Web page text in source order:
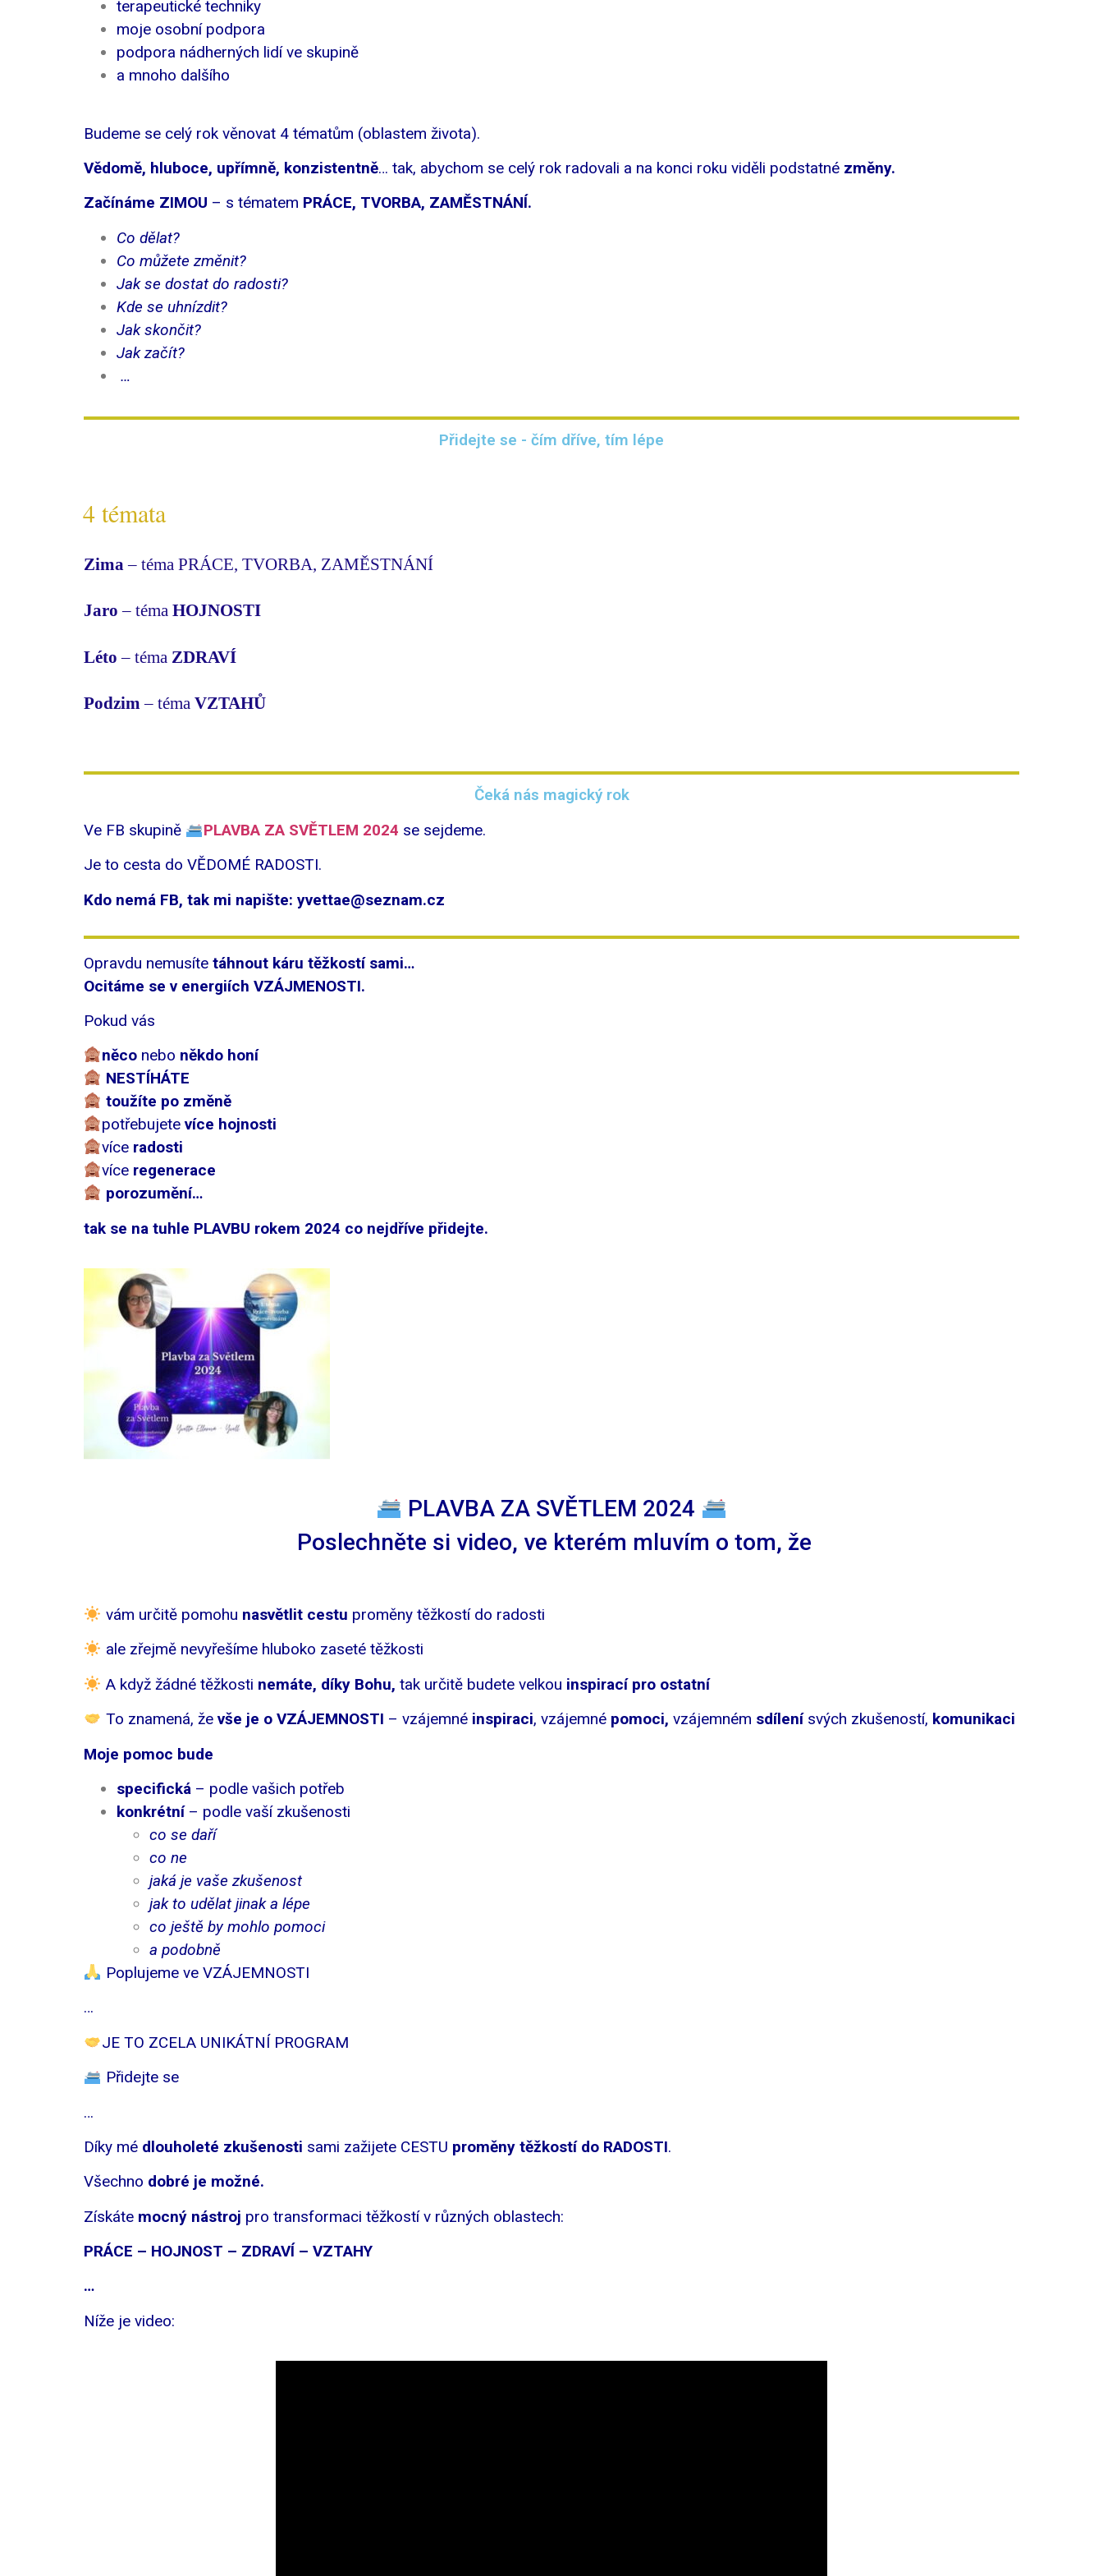
terapeutické techniky
moje osobní podpora
podpora nádherných lidí ve skupině
a mnoho dalšího
Budeme se celý rok věnovat 4 tématům (oblastem života).
Vědomě, hluboce, upřímně, konzistentně… tak, abychom se celý rok radovali a na konci roku viděli podstatné změny.
Začínáme ZIMOU – s tématem PRÁCE, TVORBA, ZAMĚSTNÁNÍ.
Co dělat?
Co můžete změnit?
Jak se dostat do radosti?
Kde se uhnízdit?
Jak skončit?
Jak začít?
…
Přidejte se - čím dříve, tím lépe
4 témata
Zima– téma PRÁCE, TVORBA, ZAMĚSTNÁNÍ
Jaro – téma HOJNOSTI
Léto – téma ZDRAVÍ
Podzim – téma VZTAHŮ
Čeká nás magický rok
Ve FB skupině
PLAVBA ZA SVĚTLEM 2024 se sejdeme.
Je to cesta do VĚDOMÉ RADOSTI.
Kdo nemá FB, tak mi napište: yvettae@seznam.cz
Opravdu nemusíte táhnout káru těžkostí sami…
Ocitáme se v energiích VZÁJMENOSTI.
Pokud vás
něco nebo někdo honí
NESTÍHÁTE
toužíte po změně
potřebujetevíce hojnosti
víceradosti
víceregenerace
porozumění…
tak se na tuhle PLAVBU rokem 2024 co nejdříve přidejte.
PLAVBA ZA SVĚTLEM 2024
Poslechněte si video, ve kterém mluvím o tom, že
vám určitě pomohu nasvětlit cestu proměny těžkostí do radosti
ale zřejmě nevyřešíme hluboko zaseté těžkosti
A když žádné těžkosti nemáte, díky Bohu, tak určitě budete velkou inspirací pro ostatní
To znamená, že vše je o VZÁJEMNOSTI – vzájemné inspiraci, vzájemné pomoci, vzájemném sdílenísvých zkušeností, komunikaci
Moje pomoc bude
specifická – podle vašich potřeb
konkrétní– podle vaší zkušenosti
co se daří
co ne
jaká je vaše zkušenost
jak to udělat jinak a lépe
co ještě by mohlo pomoci
a podobně
Poplujeme ve VZÁJEMNOSTI
…
JE TO ZCELA UNIKÁTNÍ PROGRAM
Přidejte se
…
Díky mé dlouholeté zkušenosti sami zažijete CESTU proměny těžkostí do RADOSTI.
Všechno dobré je možné.
Získáte mocný nástroj pro transformaci těžkostí v různých oblastech:
PRÁCE – HOJNOST – ZDRAVÍ – VZTAHY
…
Níže je video: